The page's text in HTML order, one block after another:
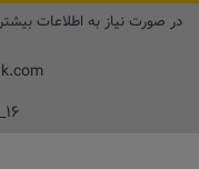
در صورت نیاز به اطلاعات